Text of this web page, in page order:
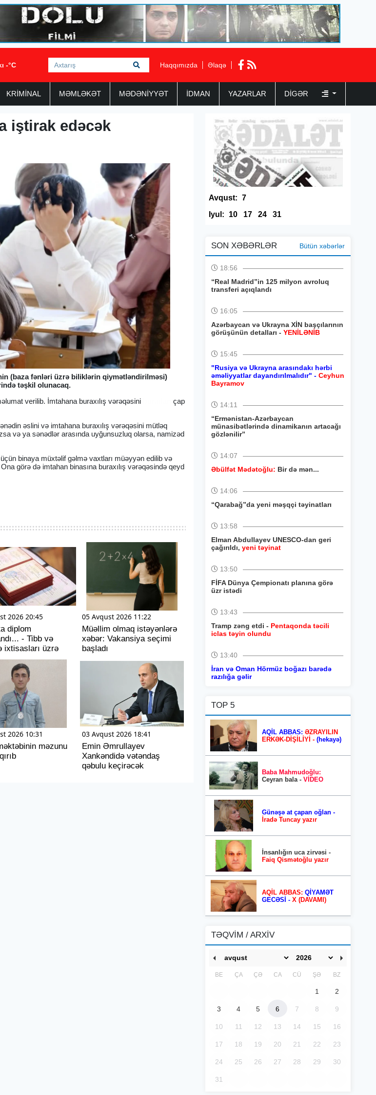
-°C Haqqımızda Əlaqə
KRİMİNAL MƏMLƏKƏT MƏDƏNİYYƏT İDMAN YAZARLAR DIGƏR
iştirak edəcək
(baza fənləri üzrə biliklərin qiymətləndirilməsi)
təşkil olunacaq.
verilib. İmtahana buraxılış vərəqəsini
çap
əslini və imtahana buraxılış vərəqəsini mütləq
və ya sənədlər arasında uyğunsuzluq olarsa, namizəd
binaya müxtəlif gəlmə vaxtları müəyyən edilib və
görə də imtahan binasına buraxılış vərəqəsində qeyd
2026 20:45
diplom
- Tibb və
ixtisasları üzrə
05 Avqust 2026 11:22
Müəllim olmaq istəyənlərə
xəbər: Vakansiya seçimi
başladı
2026 10:31
məzunu
03 Avqust 2026 18:41
Emin Əmrullayev
Xankəndidə vətəndaş
qəbulu keçirəcək
Avqust: 7
Iyul:
10 17 24 31
SON XƏBƏRLƏR Bütün xəbərlər
18:56
“Real Madrid”in 125 milyon avroluq
transferi açıqlandı
16:05
Azərbaycan və Ukrayna XİN başçılarının
görüşünün detalları - YENİLƏNİB
15:45
"Rusiya və Ukrayna arasındakı hərbi
əməliyyatlar dayandırılmalıdır" - Ceyhun
Bayramov
14:11
“Ermənistan-Azərbaycan
münasibətlərində dinamikanın artacağı
gözlənilir”
14:07
Əbülfət Mədətoğlu: Bir də mən...
14:06
“Qarabağ”da yeni məşqçi təyinatları
13:58
Elman Abdullayev UNESCO-dan geri
çağırıldı, yeni təyinat
13:50
FİFA Dünya Çempionatı planına görə
üzr istədi
13:43
Tramp zəng etdi - Pentaqonda təcili
iclas təyin olundu
13:40
İran və Oman Hörmüz boğazı barədə
razılığa gəlir
TOP 5
AQİL ABBAS: ƏZRAYILIN
ERKƏK-DİŞİLİYİ - (hekayə)
Baba Mahmudoğlu:
Ceyran bala - VİDEO
Günəşə at çapan oğlan -
İradə Tuncay yazır
İnsanlığın uca zirvəsi -
Faiq Qismətoğlu yazır
AQİL ABBAS: QİYAMƏT
GECƏSİ - X (DAVAMI)
TƏQVİM / ARXİV
BE ÇA ÇƏ CA CÜ ŞƏ BZ
1 2
3 4 5 6 7 8 9
10 11 12 13 14 15 16
17 18 19 20 21 22 23
24 25 26 27 28 29 30
31